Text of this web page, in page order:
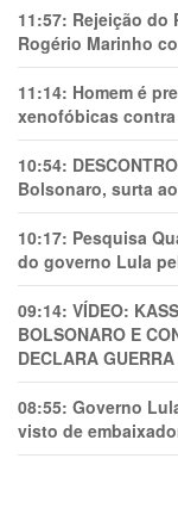
11:57: Rejeição do
Rogério Marinho
11:14: Homem é
xenofóbicas contra
10:54:
Bolsonaro, surta
10:17: Pesquisa
do governo Lula
09:14: VÍDEO:
BOLSONARO E
DECLARA
08:55: Governo
visto de